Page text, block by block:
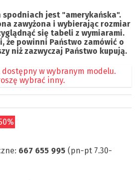
spodniach jest "amerykańska".
zawyżona i wybierając rozmiar
się tabeli z wymiarami.
że powinni Państwo zamówić o
niż zazwyczaj Państwo kupują.
w wybranym modelu.
wybrać inny.
667 655 995 (pn-pt 7.30-